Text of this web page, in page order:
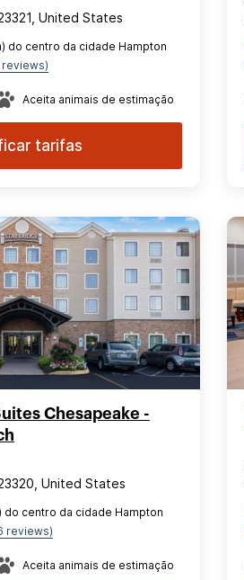
United States
do centro da cidade Hampton
reviews)
Aceita animais de estimação
tarifas
Chesapeake -
United States
do centro da cidade Hampton
reviews)
Aceita animais de estimação